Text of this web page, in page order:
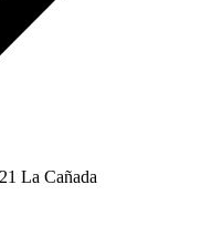
La Cañada